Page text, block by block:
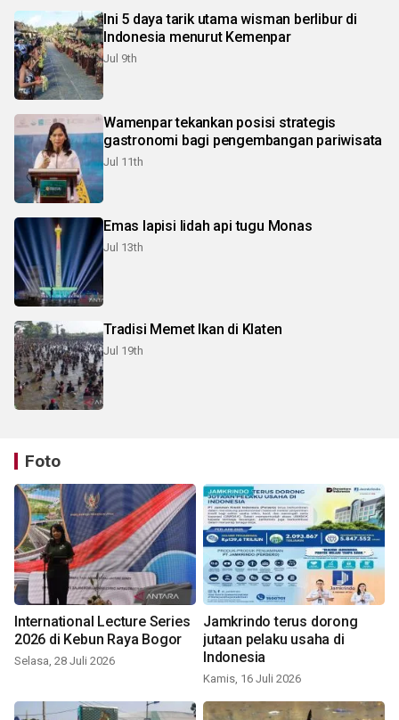
Ini 5 daya tarik utama wisman berlibur di
Indonesia menurut Kemenpar
Jul 9th
Wamenpar tekankan posisi strategis
gastronomi bagi pengembangan pariwisata
Jul 11th
Emas lapisi lidah api tugu Monas
Jul 13th
Tradisi Memet Ikan di Klaten
Jul 19th
Foto
International Lecture Series
2026 di Kebun Raya Bogor
Selasa, 28 Juli 2026
Jamkrindo terus dorong
jutaan pelaku usaha di
Indonesia
Kamis, 16 Juli 2026